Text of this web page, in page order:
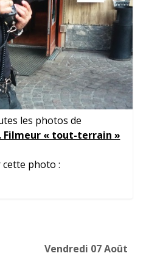
les photos de
Filmeur « tout-terrain »
photo :
Vendredi 07 Août